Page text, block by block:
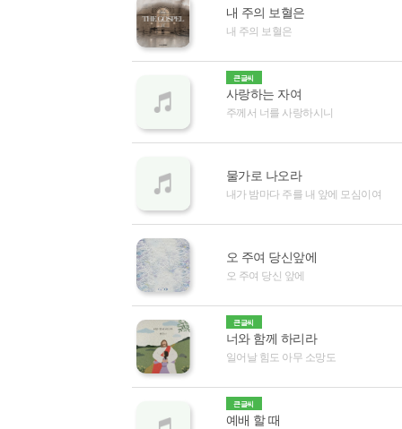
내 주의 보혈은
내 주의 보혈은
큰글씨
사랑하는 자여
주께서 너를 사랑하시니
물가로 나오라
내가 밤마다 주를 내 앞에 모심이여
오 주여 당신앞에
오 주여 당신 앞에
큰글씨
너와 함께 하리라
일어날 힘도 아무 소망도
큰글씨
예배 할 때